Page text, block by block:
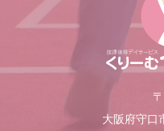
大阪府守口